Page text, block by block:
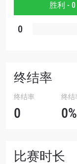
胜利 - 0
0
终结率
终结率
0
终结
0%
比赛时长
查